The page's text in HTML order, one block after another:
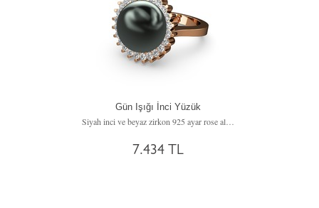
Gün Işığı İnci Yüzük
Siyah inci ve beyaz zirkon 925 ayar rose altın kaplama gümüş yüzük
7.434 TL